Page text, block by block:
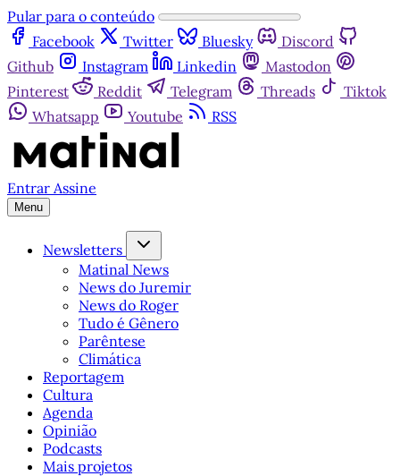
Pular para o conteúdo
Facebook
Twitter Bluesky
Discord
Github
Instagram Linkedin
Mastodon
Pinterest
Reddit Telegram Threads
Tiktok
Whatsapp
Youtube RSS
Entrar Assine
Menu
Newsletters
Matinal News
News do Juremir
News do Roger
Tudo é Gênero
Parêntese
Climática
Reportagem
Cultura
Agenda
Opinião
Podcasts
Mais projetos